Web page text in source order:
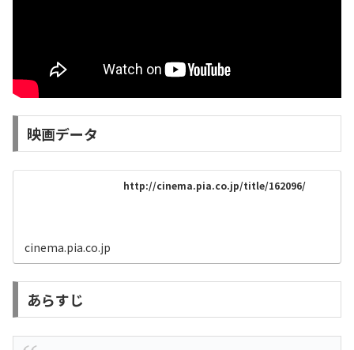
映画データ
http://cinema.pia.co.jp/title/162096/
cinema.pia.co.jp
あらすじ